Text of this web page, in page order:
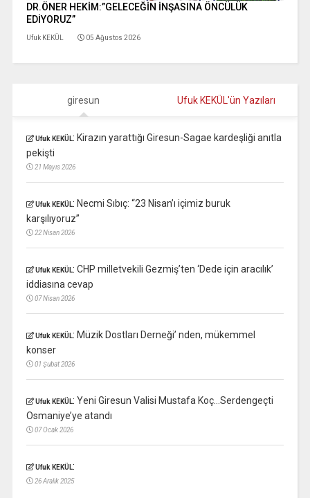
DR.ÖNER HEKİM:”GELECEĞİN İNŞASINA ÖNCÜLÜK
EDİYORUZ”
Ufuk KEKÜL 05 Ağustos 2026
giresun Ufuk KEKÜL'ün Yazıları
Ufuk KEKÜL: Kirazın yarattığı Giresun-Sagae kardeşliği anıtla
pekişti
21 Mayıs 2026
Ufuk KEKÜL: Necmi Sıbıç: “23 Nisan’ı içimiz buruk
karşılıyoruz”
22 Nisan 2026
Ufuk KEKÜL: CHP milletvekili Gezmiş’ten ‘Dede için aracılık’
iddiasına cevap
07 Nisan 2026
Ufuk KEKÜL: Müzik Dostları Derneği’ nden, mükemmel
konser
01 Şubat 2026
Ufuk KEKÜL: Yeni Giresun Valisi Mustafa Koç…Serdengeçti
Osmaniye’ye atandı
07 Ocak 2026
Ufuk KEKÜL:
26 Aralık 2025